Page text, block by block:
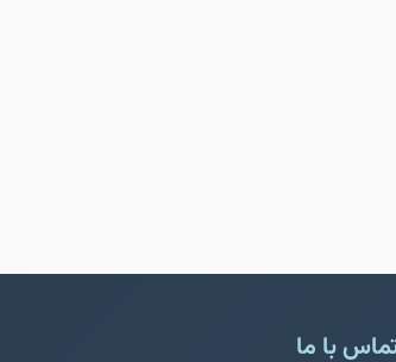
با ما